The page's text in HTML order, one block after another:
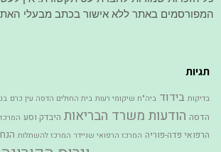
המפורסמים באתר ללא אישור בכתב מבעלי
תגיות
בדיקות בידוד ביה"ח שיקומי רעות בית החולים הדסה עין כרם
הדסה הודעות משרד הבריאות היבדק וסע
הרפואי פדה-פוריה המרכז הרפואי שניידר המרכז להשתלות